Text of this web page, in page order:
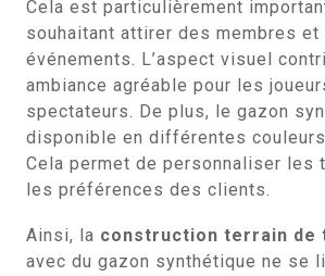
Cela est particulièrement
souhaitant attirer des membres et
événements. L’aspect visuel
ambiance agréable pour les
spectateurs. De plus, le gazon
disponible en différentes
Cela permet de personnaliser les
les préférences des clients.
Ainsi, la construction terrain de
avec du gazon synthétique ne se